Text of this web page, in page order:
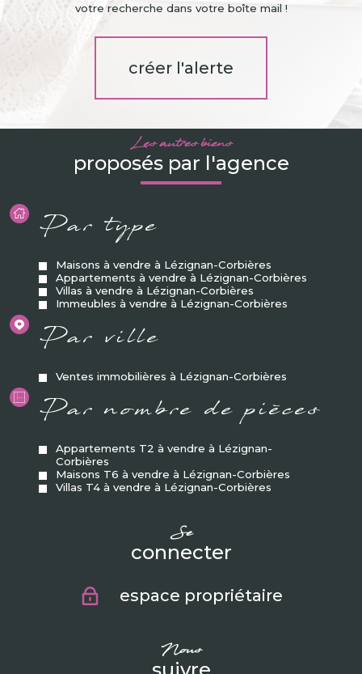
votre recherche dans votre boîte mail !
créer l'alerte
Les autres biens
proposés par l'agence
Par type
Maisons à vendre à Lézignan-Corbières
Appartements à vendre à Lézignan-Corbières
Villas à vendre à Lézignan-Corbières
Immeubles à vendre à Lézignan-Corbières
Par ville
Ventes immobilières à Lézignan-Corbières
Par nombre de pièces
Appartements T2 à vendre à Lézignan-
Corbières
Maisons T6 à vendre à Lézignan-Corbières
Villas T4 à vendre à Lézignan-Corbières
se
connecter
espace propriétaire
nous